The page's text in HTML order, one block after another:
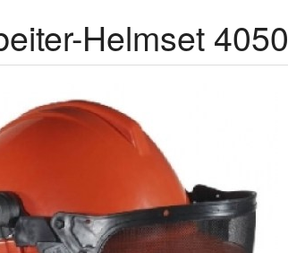
Helmset 4050